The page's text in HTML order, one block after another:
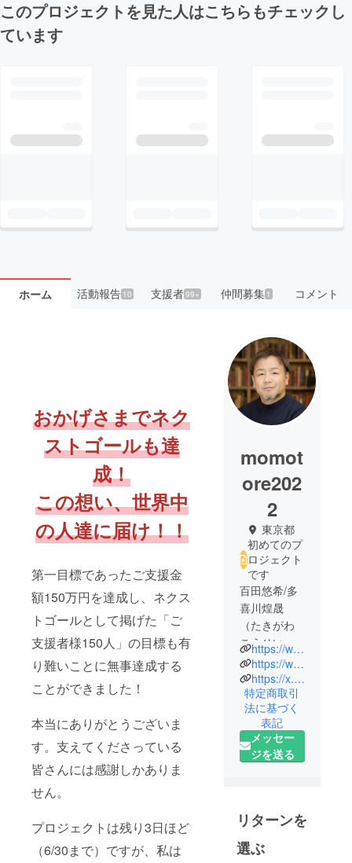
このプロジェクトを見た人はこちらもチェックし
ています
ホーム 活動報告10 支援者99+ 仲間募集 1 コメント
おかげさまでネク
ストゴールも達
成！
この想い、世界中
の人達に届け！！
第一目標であったご支援金
額150万円を達成し、ネクス
トゴールとして掲げた「ご
支援者様150人」の目標も有
り難いことに無事達成する
ことができました！
本当にありがとうございま
す。支えてくださっている
皆さんには感謝しかありま
せん。
プロジェクトは残り3日ほど
（6/30まで）ですが、私は
momot
ore202
2
東京都
初めてのプ
ロジェクト
です
百田悠希/多
喜川煌晟
（たきがわ
こうせい）
1976年、長
崎県生まれ
福岡育ち。
20歳で起業
し、わずか1
年で年商1億
げたのち、
取引先の不
況のあおり
https://www.youtube.com/@DecoBocoTV_315
https://www.terakoyapj.com/
https://x.com/terakoyapj
特定商取引
法に基づく
表記
メッセー
ジを送る
リターンを
選ぶ